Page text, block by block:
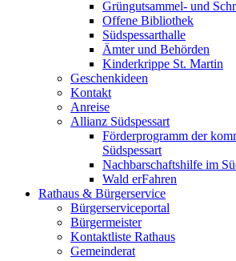
Grüngutsammel- und
Offene Bibliothek
Südspessarthalle
Ämter und Behörden
Kinderkrippe St. Martin
Geschenkideen
Kontakt
Anreise
Allianz Südspessart
Förderprogramm der
Südspessart
Nachbarschaftshilfe im
Wald erFahren
Rathaus & Bürgerservice
Bürgerserviceportal
Bürgermeister
Kontaktliste Rathaus
Gemeinderat